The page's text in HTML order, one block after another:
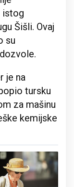
istog
Šišli. Ovaj
su
je na
tursku
za mašinu
kemijske